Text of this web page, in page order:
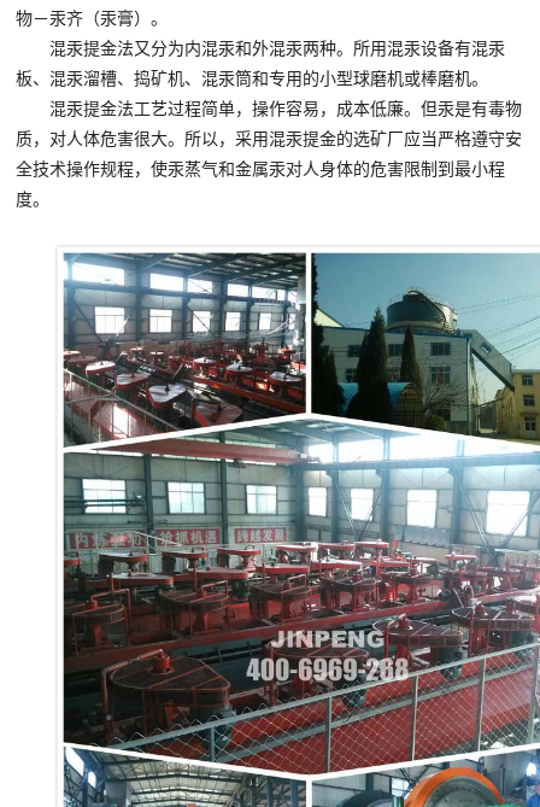
物－汞齐（汞膏）。
混汞提金法又分为内混汞和外混汞两种。所用混汞设备有混汞
板、混汞溜槽、捣矿机、混汞筒和专用的小型球磨机或棒磨机。
混汞提金法工艺过程简单，操作容易，成本低廉。但汞是有毒物
质，对人体危害很大。所以，采用混汞提金的选矿厂应当严格遵守安
全技术操作规程，使汞蒸气和金属汞对人身体的危害限制到最小程
度。